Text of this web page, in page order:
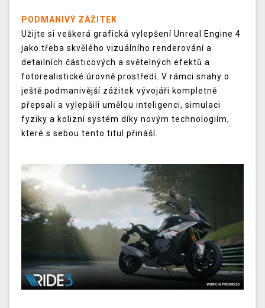
PODMANIVÝ ZÁŽITEK
Užijte si veškerá grafická vylepšení Unreal Engine 4
jako třeba skvělého vizuálního renderování a
detailních částicových a světelných efektů a
fotorealistické úrovně prostředí. V rámci snahy o
ještě podmanivější zážitek vývojáři kompletně
přepsali a vylepšili umělou inteligenci, simulaci
fyziky a kolizní systém díky novým technologiím,
které s sebou tento titul přináší.